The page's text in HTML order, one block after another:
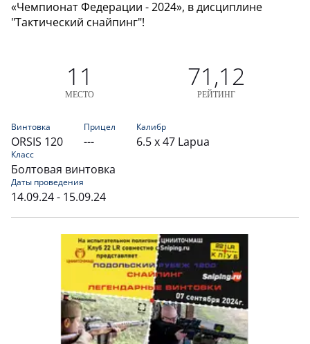
«Чемпионат Федерации - 2024», в дисциплине
"Тактический снайпинг"!
11
МЕСТО
71,12
РЕЙТИНГ
Винтовка
ORSIS 120
Прицел
---
Калибр
6.5 x 47 Lapua
Класс
Болтовая винтовка
Даты проведения
14.09.24 - 15.09.24